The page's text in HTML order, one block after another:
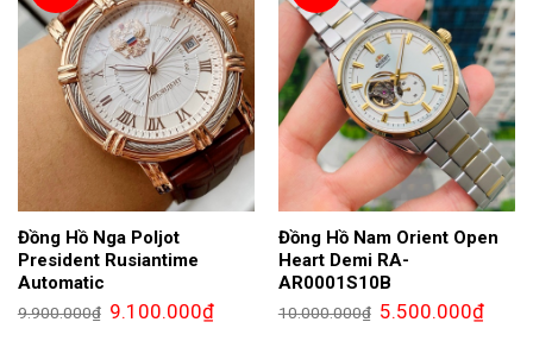
Đồng Hồ Nga Poljot
President Rusiantime
Automatic
9.900.000₫ Giá
gốc
9.100.000₫Giá
hiện
Đồng Hồ Nam Orient Open
Heart Demi RA-
AR0001S10B
10.000.000₫ Giá
gốc
5.500.000₫Giá
hiện